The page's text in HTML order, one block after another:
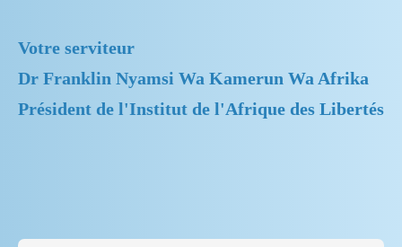
Votre serviteur
Dr Franklin Nyamsi Wa Kamerun Wa Afrika
Président de l'Institut de l'Afrique des Libertés